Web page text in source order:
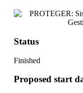
Status
Finished
Proposed start